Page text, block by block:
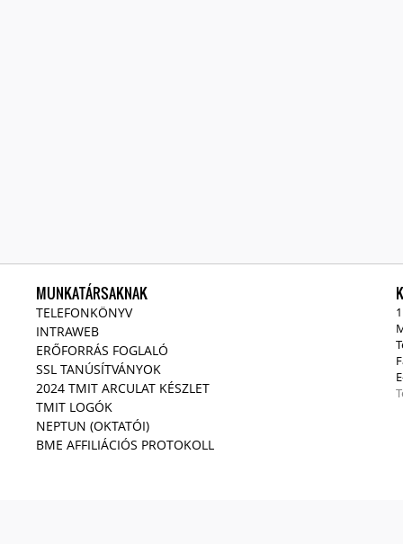
MUNKATÁRSAKNAK
TELEFONKÖNYV
INTRAWEB
ERŐFORRÁS FOGLALÓ
SSL TANÚSÍTVÁNYOK
2024 TMIT ARCULAT KÉSZLET
TMIT LOGÓK
NEPTUN (OKTATÓI)
BME AFFILIÁCIÓS PROTOKOLL